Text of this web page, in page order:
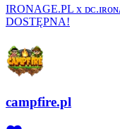
IRONAGE.PL x
DOSTĘPNA!
campfire.pl